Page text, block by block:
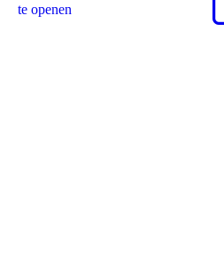
te openen